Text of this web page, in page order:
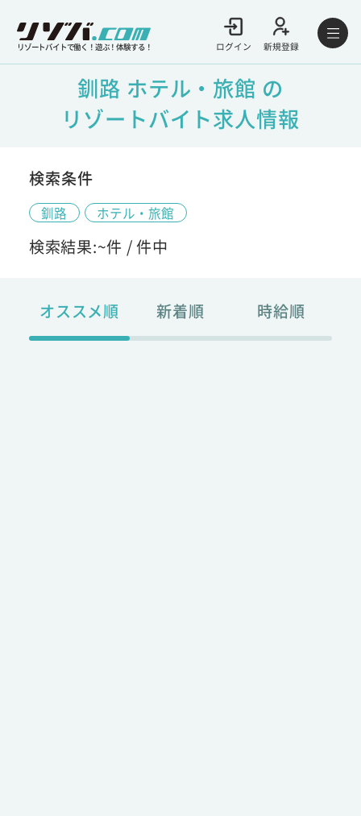
リゾートバイトで働く！遊ぶ！体験する！ ログイン 新規登録
釧路 ホテル・旅館 の
リゾートバイト求人情報
検索条件
釧路 ホテル・旅館
検索結果:~件 /件中
オススメ順 新着順 時給順